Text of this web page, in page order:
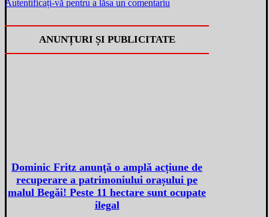
Autentificați-vă pentru a lăsa un comentariu
ANUNȚURI ȘI PUBLICITATE
Dominic Fritz anunţă o amplă acțiune de
recuperare a patrimoniului orașului pe
malul Begăi! Peste 11 hectare sunt ocupate
ilegal